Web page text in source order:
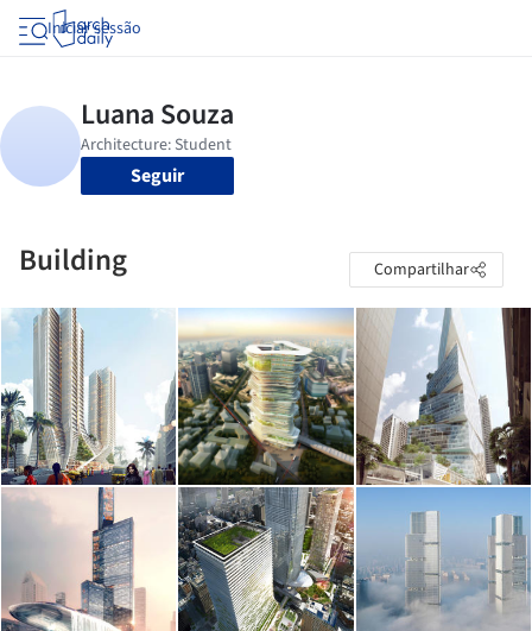
Iniciar sessão
Seguir
Building Compartilhar